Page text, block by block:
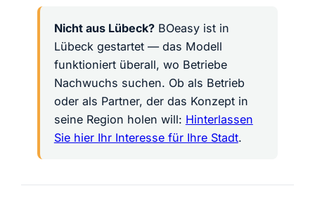
Nicht aus Lübeck?BOeasyist in
Lübeck gestartet — das Modell
funktioniert überall, wo Betriebe
Nachwuchs suchen. Ob als Betrieb
oder als Partner, der das Konzept in
seine Region holen will: Hinterlassen
Sie hier Ihr Interesse für Ihre Stadt.